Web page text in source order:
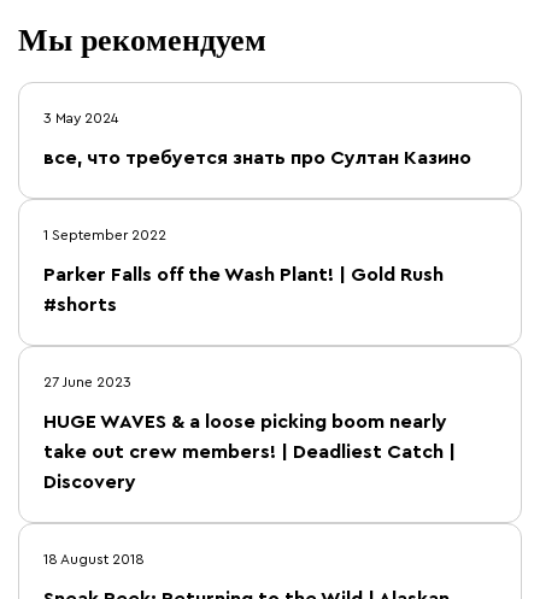
Мы рекомендуем
3 May 2024
все, что требуется знать про Султан Казино
1 September 2022
Parker Falls off the Wash Plant! | Gold Rush
#shorts
27 June 2023
HUGE WAVES & a loose picking boom nearly
take out crew members! | Deadliest Catch |
Discovery
18 August 2018